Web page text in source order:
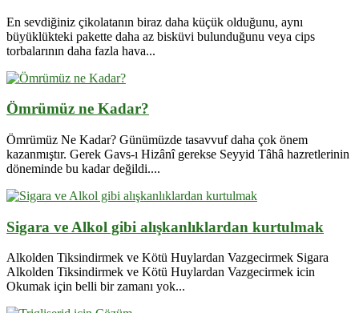
En sevdiğiniz çikolatanın biraz daha küçük olduğunu, aynı
büyüklükteki pakette daha az bisküvi bulunduğunu veya cips
torbalarının daha fazla hava...
Ömrümüz ne Kadar?
Ömrümüz Ne Kadar? Günümüzde tasavvuf daha çok önem
kazanmıştır. Gerek Gavs-ı Hizânî gerekse Seyyid Tâhâ hazretlerinin
döneminde bu kadar değildi....
Sigara ve Alkol gibi alışkanlıklardan kurtulmak
Alkolden Tiksindirmek ve Kötü Huylardan Vazgecirmek Sigara
Alkolden Tiksindirmek ve Kötü Huylardan Vazgecirmek icin
Okumak için belli bir zamanı yok...